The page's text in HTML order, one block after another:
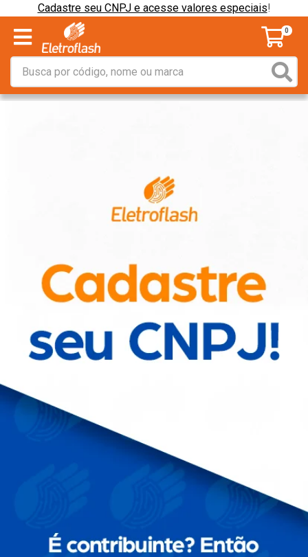
Cadastre seu CNPJ e acesse valores especiais!
0